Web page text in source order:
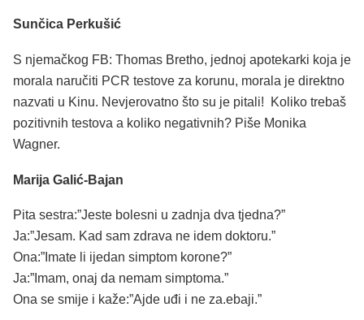
Sunčica Perkušić
S njemačkog FB: Thomas Bretho, jednoj apotekarki koja je
morala naručiti PCR testove za korunu, morala je direktno
nazvati u Kinu. Nevjerovatno što su je pitali! Koliko trebaš
pozitivnih testova a koliko negativnih? Piše Monika
Wagner.
Marija Galić-Bajan
Pita sestra:”Jeste bolesni u zadnja dva tjedna?”
Ja:”Jesam. Kad sam zdrava ne idem doktoru.”
Ona:”Imate li ijedan simptom korone?”
Ja:”Imam, onaj da nemam simptoma.”
Ona se smije i kaže:”Ajde uđi i ne za.ebaji.”